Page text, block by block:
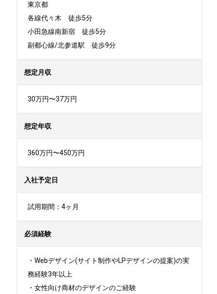
東京都
各線代々木　徒歩5分
小田急線南新宿　徒歩5分
副都心線/北参道駅　徒歩9分
想定月収
30万円〜37万円
想定年収
360万円〜450万円
入社予定日
試用期間：4ヶ月
必須経験
・Webデザイン(サイト制作やLPデザインの提案)の実
務経験3年以上
・女性向け商材のデザインのご経験